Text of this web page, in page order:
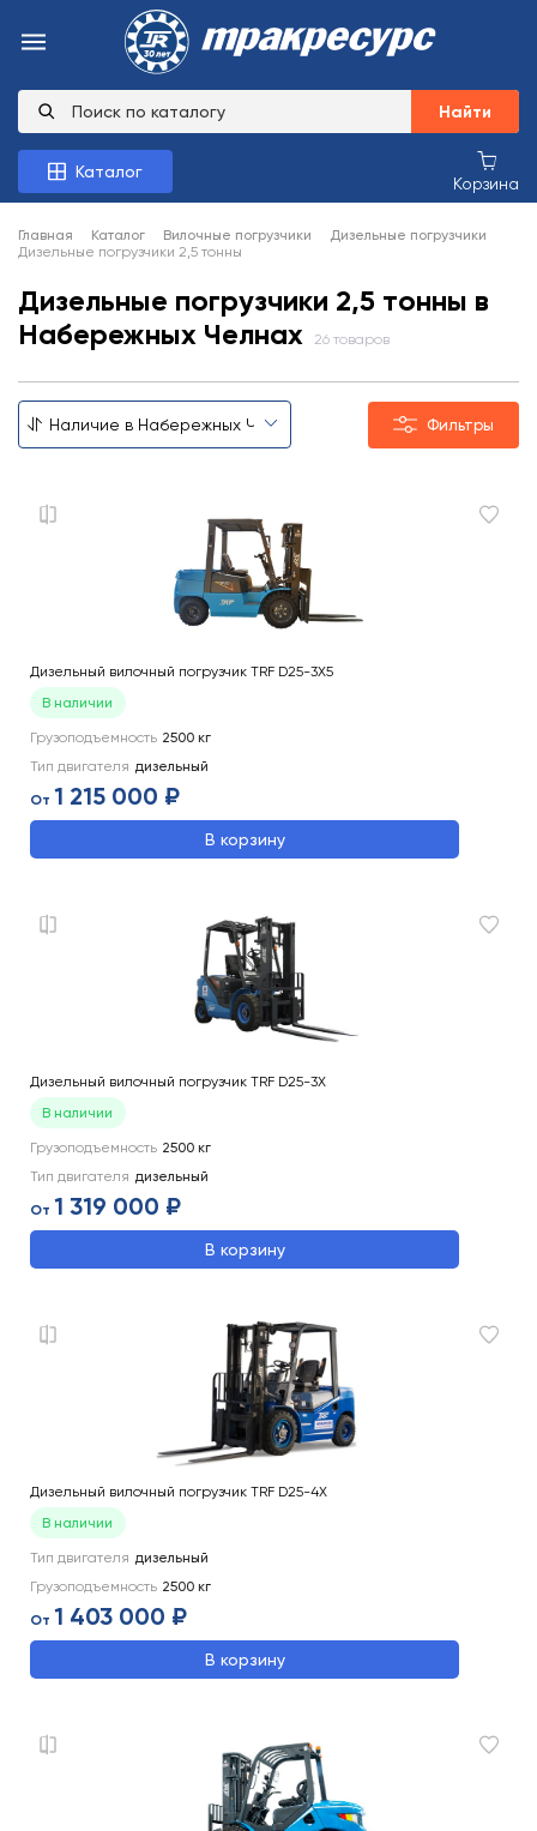
Найти
Каталог
Корзина
Главная Каталог Вилочные погрузчики
Дизельные погрузчики
Дизельные погрузчики 2,5 тонны
Дизельные погрузчики 2,5 тонны в
Набережных Челнах
26 товаров
Фильтры
Дизельный вилочный погрузчик TRF D25-3X5
В наличии
Грузоподъемность 2500 кг
Тип двигателя дизельный
От 1 215 000 ₽
В корзину
Дизельный вилочный погрузчик TRF D25-3X
В наличии
Грузоподъемность 2500 кг
Тип двигателя дизельный
От 1 319 000 ₽
В корзину
Дизельный вилочный погрузчик TRF D25-4X
В наличии
Тип двигателя дизельный
Грузоподъемность 2500 кг
От 1 403 000 ₽
В корзину